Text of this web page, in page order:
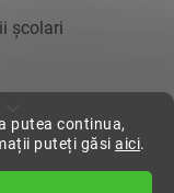
putea continua,
puteți găsi aici.
școlari